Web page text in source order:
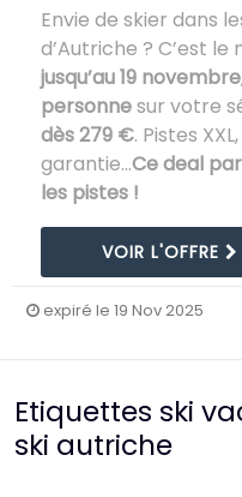
Envie de skier dans
d’Autriche ? C’est
jusqu’au 19 novembre
personnesur votre
dès 279 €. Pistes
garantie…Ce deal
les pistes !
VOIR L'OFFRE
expiré le 19 Nov 2025
Etiquettes ski
ski autriche